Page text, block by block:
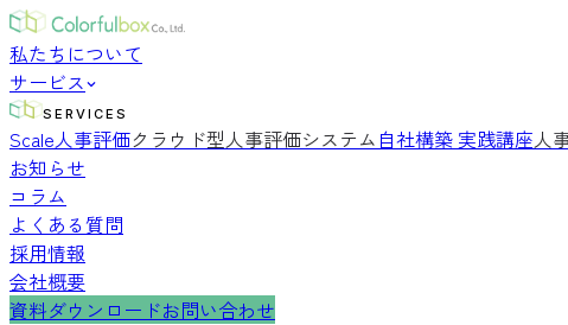
私たちについて
サービス
SERVICES
Scale人事評価クラウド型人事評価システム 自社構築 実践講座人
お知らせ
コラム
よくある質問
採用情報
会社概要
資料ダウンロードお問い合わせ